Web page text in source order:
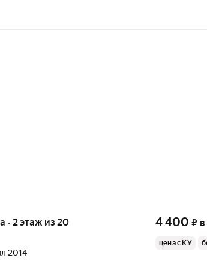
· 2 этаж из 20
2014
4 400 ₽
цена с КУ